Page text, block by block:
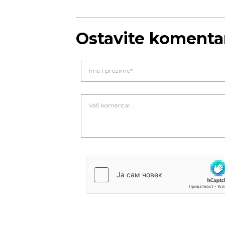
Ostavite
Novi Sad
Vedro nebo
22°C
°C
Vetar:
%